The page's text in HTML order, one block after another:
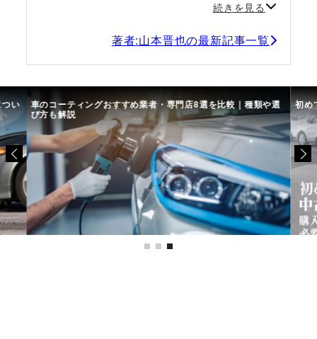
続きを見る
著者:山本晋也の最新記事一覧
い 車のコーティングおすすめ業者・専門店8選を比較｜種類や選
び方も解説
初め